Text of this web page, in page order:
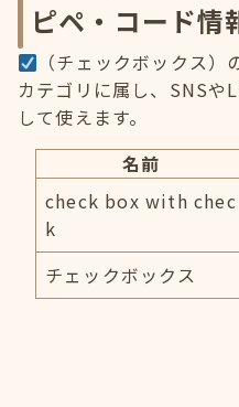
ピペ・コード情
（チェックボックス
カテゴリに属し、SNSや
して使えます。
名前
check box with chec
k
チェックボックス